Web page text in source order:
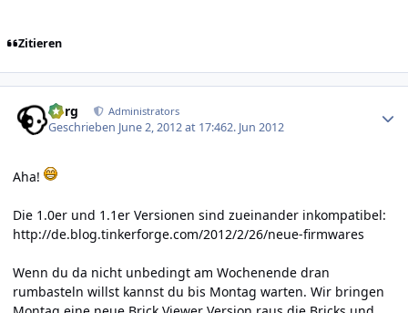
Zitieren
borg Administrators
Geschrieben June 2, 2012 at 17:462. Jun 2012
Aha!
Die 1.0er und 1.1er Versionen sind zueinander inkompatibel:
http://de.blog.tinkerforge.com/2012/2/26/neue-firmwares
Wenn du da nicht unbedingt am Wochenende dran
rumbasteln willst kannst du bis Montag warten. Wir bringen